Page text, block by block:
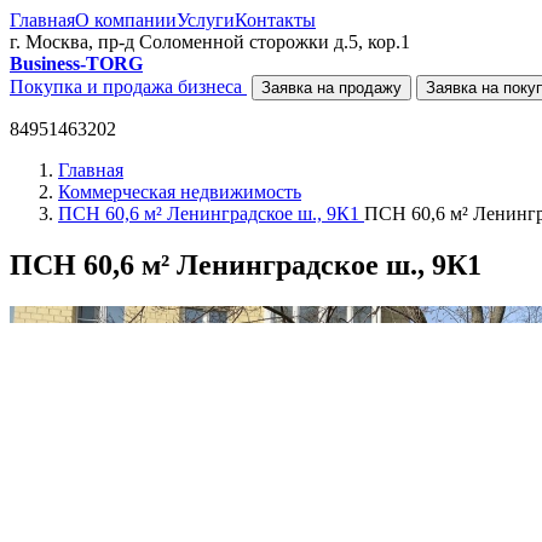
ГлавнаяО компанииУслугиКонтакты
г. Москва, пр-д Соломенной сторожки д.5, кор.1
Business-TORG
Покупка и продажа бизнеса
Заявка на продажу Заявка на
84951463202
Главная
Коммерческая недвижимость
ПСН 60,6 м² Ленинградское ш., 9К1 ПСН 60,6 м²
ПСН 60,6 м² Ленинградское ш., 9К1